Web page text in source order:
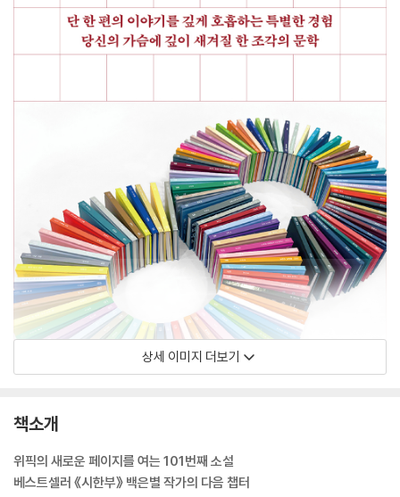
상세 이미지 더보기
책소개
위픽의 새로운 페이지를 여는 101번째 소설
베스트셀러 《시한부》 백은별 작가의 다음 챕터